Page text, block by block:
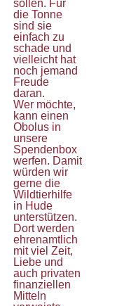
sollen. Für
die Tonne
sind sie
einfach zu
schade und
vielleicht hat
noch jemand
Freude
daran.
Wer möchte,
kann einen
Obolus in
unsere
Spendenbox
werfen. Damit
würden wir
gerne die
Wildtierhilfe
in Hude
unterstützen.
Dort werden
ehrenamtlich
mit viel Zeit,
Liebe und
auch privaten
finanziellen
Mitteln